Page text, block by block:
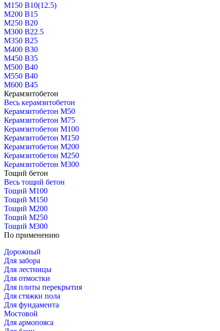
М150 В10(12.5)
М200 В15
М250 В20
М300 В22.5
М350 В25
М400 В30
М450 В35
М500 В40
М550 В40
М600 В45
Керамзитобетон
Весь керамзитобетон
Керамзитобетон М50
Керамзитобетон М75
Керамзитобетон М100
Керамзитобетон М150
Керамзитобетон М200
Керамзитобетон М250
Керамзитобетон М300
Тощий бетон
Весь тощий бетон
Тощий М100
Тощий М150
Тощий М200
Тощий М250
Тощий М300
По применению
Дорожный
Для забора
Для лестницы
Для отмостки
Для плиты перекрытия
Для стяжки пола
Для фундамента
Мостовой
Для армопояса